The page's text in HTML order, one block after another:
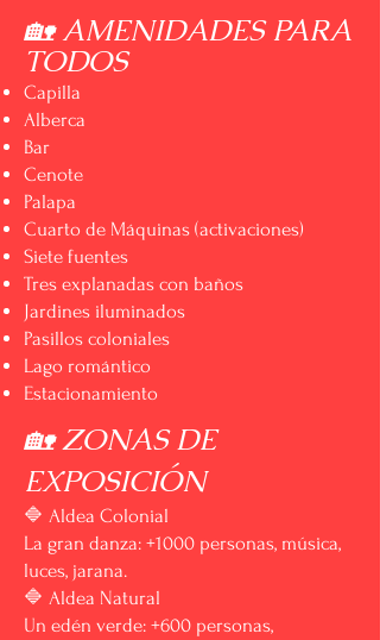
🏡AMENIDADES PARA
TODOS
Capilla
Alberca
Bar
Cenote
Palapa
Cuarto de Máquinas (activaciones)
Siete fuentes
Tres explanadas con baños
Jardines iluminados
Pasillos coloniales
Lago romántico
Estacionamiento
🏡 ZONAS DE
EXPOSICIÓN
🔷 Aldea Colonial
La gran danza: +1000 personas, música,
luces, jarana.
🔷 Aldea Natural
Un edén verde: +600 personas,